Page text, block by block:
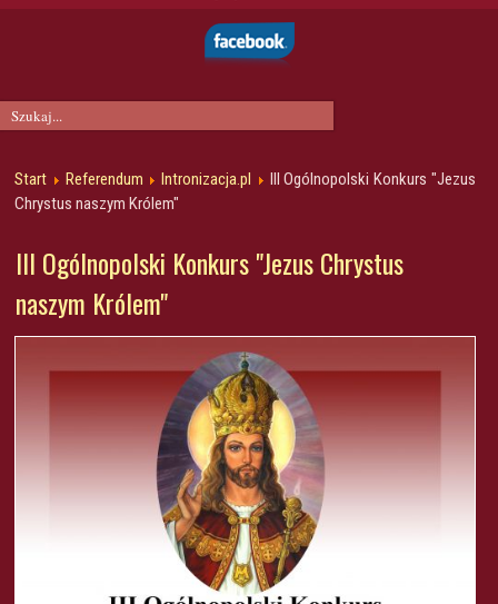
Start Referendum Intronizacja.pl
III Ogólnopolski Konkurs "Jezus
Chrystus naszym Królem"
III Ogólnopolski Konkurs "Jezus Chrystus
naszym Królem"